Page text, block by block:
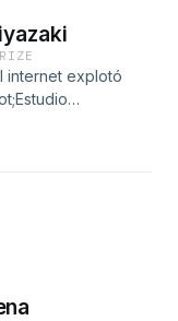
internet explotó
como las
una revolución
mundo del arte y el
¿Estamos
el hype de la